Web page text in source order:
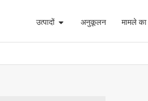
उत्पादों अनुकूलन मामले